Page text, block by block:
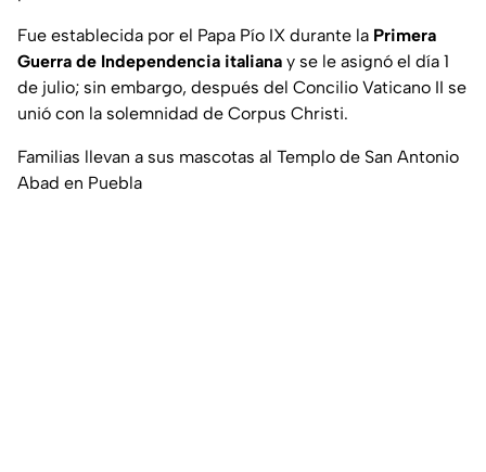
Fue establecida por el Papa Pío IX durante la Primera
Guerra de Independencia italiana y se le asignó el día 1
de julio; sin embargo, después del Concilio Vaticano II se
unió con la solemnidad de Corpus Christi.
Familias llevan a sus mascotas al Templo de San Antonio
Abad en Puebla